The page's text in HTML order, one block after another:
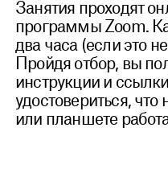
Занятия проходят
программы Zoom.
два часа (если это
Пройдя отбор, вы
инструкции и
удостовериться,
или планшете